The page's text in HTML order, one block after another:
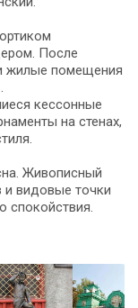
После
жилые помещения
кессонные
на стенах,
Живописный
и видовые точки
спокойствия.